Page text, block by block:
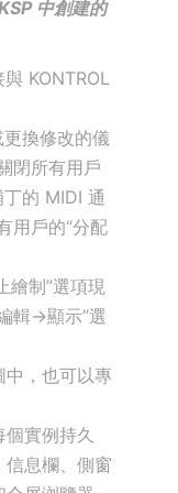
中創建的
KONTROL
換修改的儀
閉所有用戶
的 MIDI 通
用戶的“分配
制”選項現
輯→顯示”選
，也可以專
實例持久
息欄、側窗